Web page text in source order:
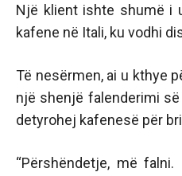
Një klient ishte shumë i
kafene në Itali, ku vodhi
Të nesërmen, ai u kthye
një shenjë falenderimi
detyrohej kafenesë për
“Përshëndetje, më